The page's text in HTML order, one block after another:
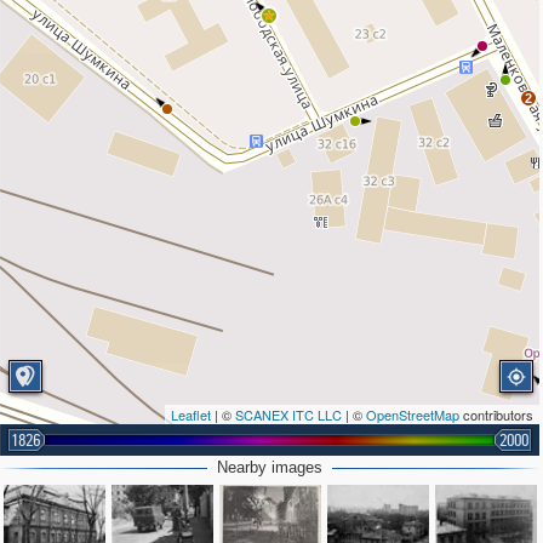
2
Leaflet | ©SCANEX ITC LLC | ©OpenStreetMapcontributors
1826 2000
Nearby images